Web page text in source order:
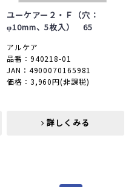
詳しくみる
ユーケアー２・Ｆ（穴：
φ10mm、5枚入） 65
アルケア
品番：940218-01
JAN：4900070165981
価格：3,960円(非課税)
詳しくみる